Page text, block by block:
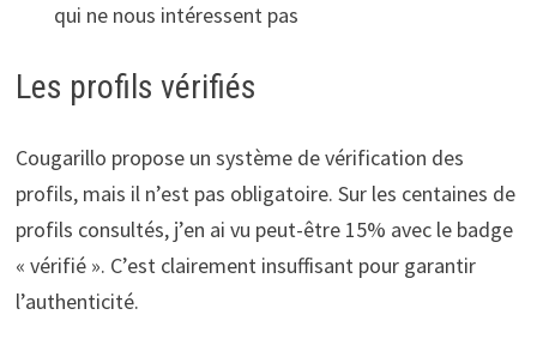
qui ne nous intéressent pas
Les profils vérifiés
Cougarillo propose un système de vérification des
profils, mais il n’est pas obligatoire. Sur les centaines de
profils consultés, j’en ai vu peut-être 15% avec le badge
« vérifié ». C’est clairement insuffisant pour garantir
l’authenticité.